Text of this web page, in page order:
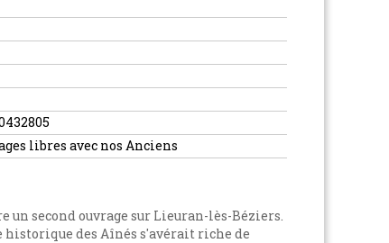
libres avec nos Anciens
second ouvrage sur Lieuran-lès-Béziers.
des Aînés s'avérait riche de